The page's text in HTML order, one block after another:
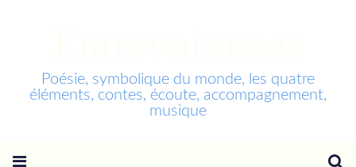
Poésie, symbolique du monde, les quatre
éléments, contes, écoute, accompagnement,
musique